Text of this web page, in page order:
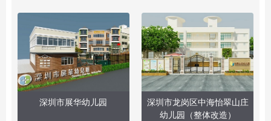
深圳市展华幼儿园
深圳市龙岗区中海怡翠山庄
幼儿园（整体改造）